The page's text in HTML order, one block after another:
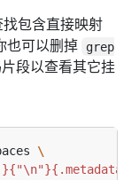
包含直接映射
也可以删掉
grep
段以查看其它挂